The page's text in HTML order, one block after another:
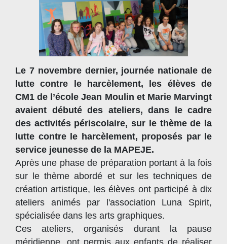
Le 7 novembre dernier, journée nationale de
lutte contre le harcèlement, les élèves de
CM1 de l’école Jean Moulin et Marie Marvingt
avaient débuté des ateliers, dans le cadre
des activités périscolaire, sur le thème de la
lutte contre le harcèlement, proposés par le
service jeunesse de la MAPEJE.
Après une phase de préparation portant à la fois
sur le thème abordé et sur les techniques de
création artistique, les élèves ont participé à dix
ateliers animés par l'association Luna Spirit,
spécialisée dans les arts graphiques.
Ces ateliers, organisés durant la pause
méridienne, ont permis aux enfants de réaliser